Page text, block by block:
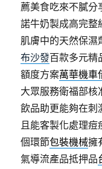
薦美食吃來不膩分
諾牛奶製成高完整
肌膚中的天然保
布沙發百款多元精
額度方案萬華機車
大眾服務衛福部核
飲品助更能夠在刺
且能客製化處理痘
個環節包裝機械擁
氣導流產品抵押品